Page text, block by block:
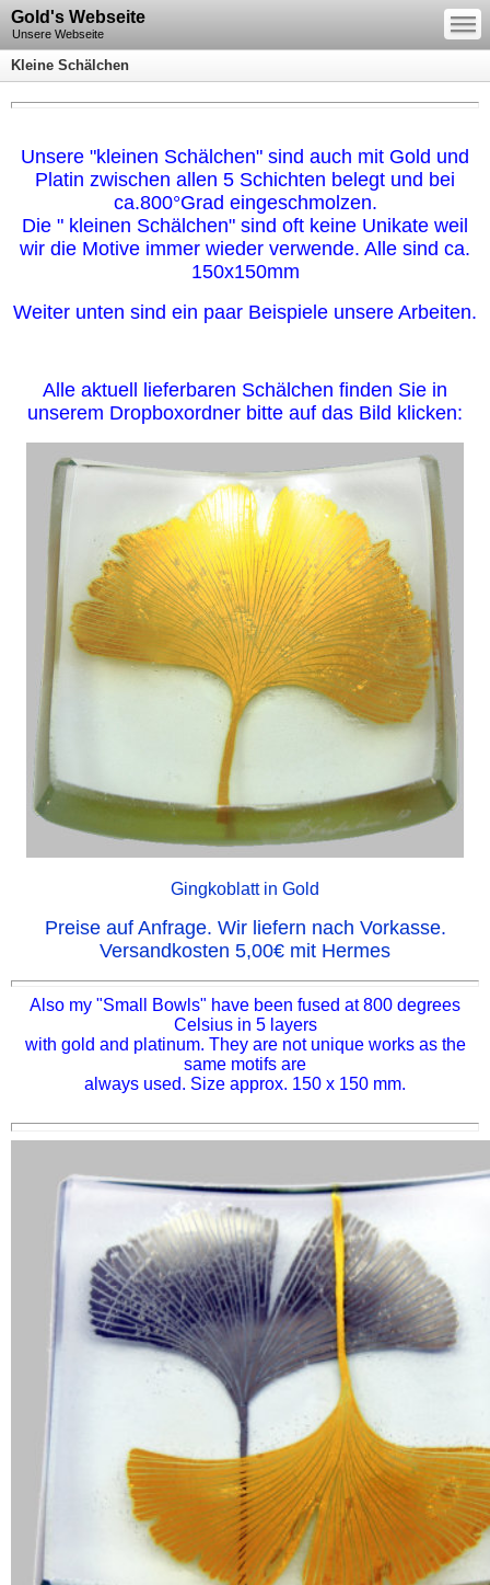
Gold's Webseite
Unsere Webseite
—
—
—
Kleine Schälchen
Unsere "kleinen Schälchen" sind auch mit Gold und
Platin zwischen allen 5 Schichten belegt und bei
ca.800°Grad eingeschmolzen.
Die " kleinen Schälchen" sind oft keine Unikate weil
wir die Motive immer wieder verwende. Alle sind ca.
150x150mm
Weiter unten sind ein paar Beispiele unsere Arbeiten.
Alle aktuell lieferbaren Schälchen finden Sie in
unserem Dropboxordner bitte auf das Bild klicken:
Gingkoblatt in Gold
Preise auf Anfrage. Wir liefern nach Vorkasse.
Versandkosten 5,00€ mit Hermes
Also my "Small Bowls" have been fused at 800 degrees
Celsius in 5 layers
with gold and platinum. They are not unique works as the
same motifs are
always used. Size approx. 150 x 150 mm.